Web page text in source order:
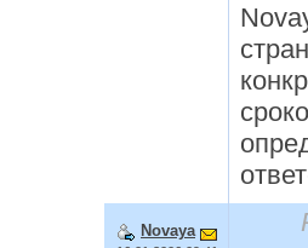
Novaya